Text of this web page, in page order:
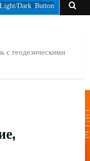
Light/Dark Button
с геодезическими